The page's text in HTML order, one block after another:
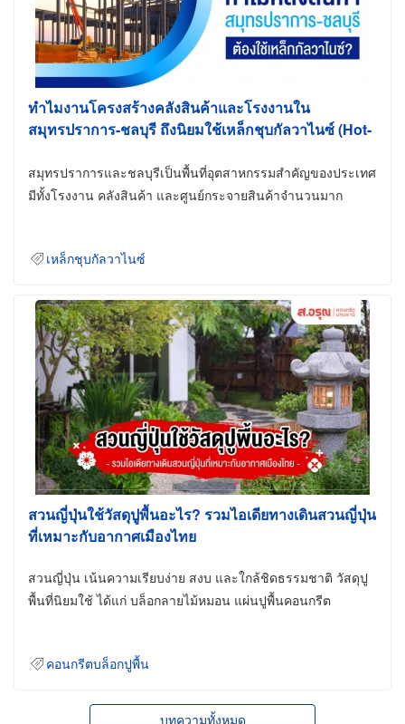
ทำไมงานโครงสร้างคลังสินค้าและโรงงานใน
สมุทรปราการ-ชลบุรี ถึงนิยมใช้เหล็กชุบกัลวาไนซ์ (Hot-
สมุทรปราการและชลบุรีเป็นพื้นที่อุตสาหกรรมสำคัญของประเทศ
มีทั้งโรงงาน คลังสินค้า และศูนย์กระจายสินค้าจำนวนมาก
เหล็กชุบกัลวาไนซ์
สวนญี่ปุ่นใช้วัสดุปูพื้นอะไร? รวมไอเดียทางเดินสวนญี่ปุ่น
ที่เหมาะกับอากาศเมืองไทย
สวนญี่ปุ่น เน้นความเรียบง่าย สงบ และใกล้ชิดธรรมชาติ วัสดุปู
พื้นที่นิยมใช้ ได้แก่ บล็อกลายไม้หมอน แผ่นปูพื้นคอนกรีต
คอนกรีตบล็อกปูพื้น
บทความทั้งหมด